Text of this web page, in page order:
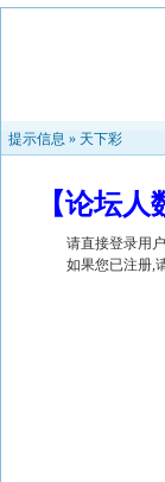
提示信息 » 天下彩
【论坛
请直接登录用
如果您已注册,